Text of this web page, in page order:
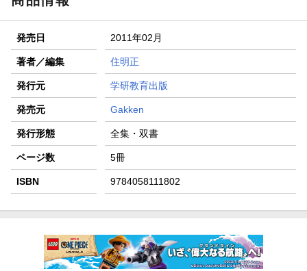
発売日 2011年02月
著者／編集 住明正
発行元 学研教育出版
発売元 Gakken
発行形態 全集・双書
ページ数 5冊
ISBN 9784058111802